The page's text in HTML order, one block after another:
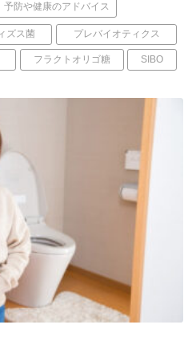
予防や健康のアドバイス
ズス菌 プレバイオティクス
フラクトオリゴ糖 SIBO